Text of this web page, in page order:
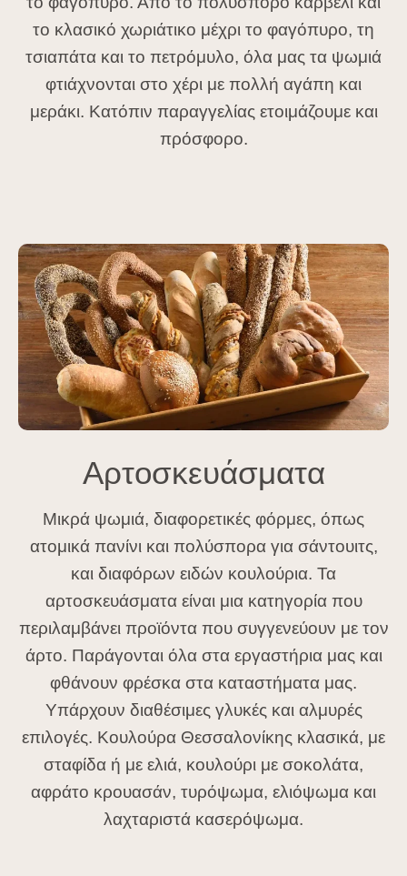
το κλασικό χωριάτικο μέχρι το φαγόπυρο, τη
τσιαπάτα και το πετρόμυλο, όλα μας τα ψωμιά
φτιάχνονται στο χέρι με πολλή αγάπη και
μεράκι. Κατόπιν παραγγελίας ετοιμάζουμε και
πρόσφορο.
Αρτοσκευάσματα
Μικρά ψωμιά, διαφορετικές φόρμες, όπως
ατομικά πανίνι και πολύσπορα για σάντουιτς,
και διαφόρων ειδών κουλούρια. Τα
αρτοσκευάσματα είναι μια κατηγορία που
περιλαμβάνει προϊόντα που συγγενεύουν με τον
άρτο. Παράγονται όλα στα εργαστήρια μας και
φθάνουν φρέσκα στα καταστήματα μας.
Υπάρχουν διαθέσιμες γλυκές και αλμυρές
επιλογές. Κουλούρα Θεσσαλονίκης κλασικά, με
σταφίδα ή με ελιά, κουλούρι με σοκολάτα,
αφράτο κρουασάν, τυρόψωμα, ελιόψωμα και
λαχταριστά κασερόψωμα.